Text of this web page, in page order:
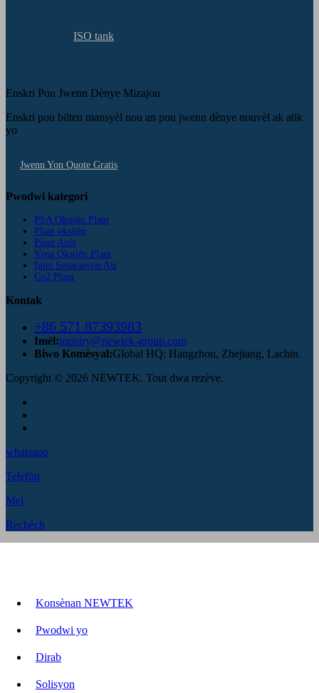
Konsènan NEWTEK
Pwodwi yo
Dirab
Solisyon
ISO tank
Enskri Pou Jwenn Dènye Mizajou
Enskri pou bilten mansyèl nou an pou jwenn dènye nouvèl ak atik
yo
Jwenn Yon Quote Gratis
Pwodwi kategori
PSA Oksijèn Plant
Plant oksijèn
Plant Azòt
Vpsa Oksijèn Plant
Inite Separasyon Air
Co2 Plant
Kontak
+86 571 87393983
Imèl:inquiry@newtek-group.com
Biwo Komèsyal:Global HQ: Hangzhou, Zhejiang, Lachin.
Copyright © 2026 NEWTEK. Tout dwa rezève.
whatsapp
Telefòn
Mel
Rechèch